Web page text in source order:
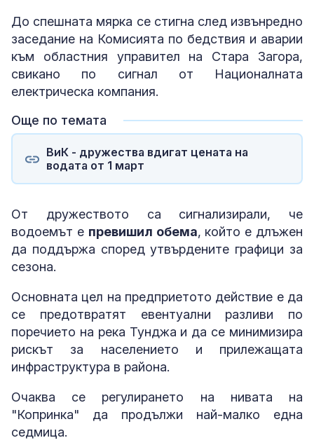
До спешната мярка се стигна след извънредно
заседание на Комисията по бедствия и аварии
към областния управител на Стара Загора,
свикано по сигнал от Националната
електрическа компания.
Още по темата
ВиК - дружества вдигат цената на
водата от 1 март
От дружеството са сигнализирали, че
водоемът е превишил обема, който е длъжен
да поддържа според утвърдените графици за
сезона.
Основната цел на предприетото действие е да
се предотвратят евентуални разливи по
поречието на река Тунджа и да се минимизира
рискът за населението и прилежащата
инфраструктура в района.
Очаква се регулирането на нивата на
"Копринка" да продължи най-малко една
седмица.